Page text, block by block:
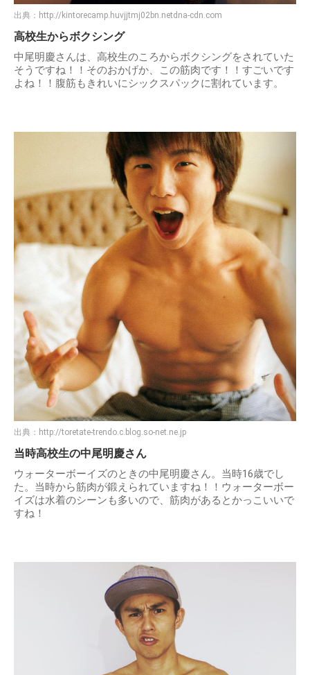
出典： http://kintorecamp.huvjjtmj02bn.netdna-cdn.com
高校生からボクシング
中尾明慶さんは、高校生のころからボクシングをされていた
そうですね！！そのおかげか、この筋肉です！！すごいです
よね！！腹筋もきれいにシックスパックに割れています。
出典： http://toretate-trendo.c.blog.so-net.ne.jp
当時高校生の中尾明慶さん
ウォーターボーイズのときの中尾明慶さん。当時16歳でし
た。当時から筋肉が鍛えられていますね！！ウォーターボー
イズは水着のシーンも多いので、筋肉があるとかっこいいで
すね！